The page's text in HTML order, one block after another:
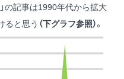
の記事は1990年代から拡大
ると思う （下グラフ参照）。